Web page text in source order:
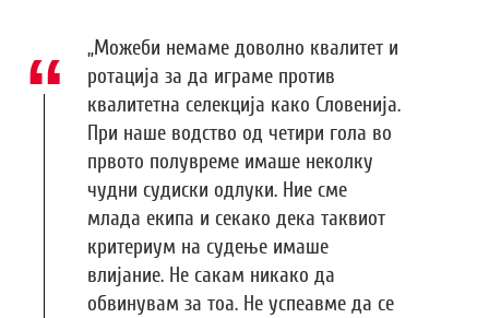
„Можеби немаме доволно квалитет и
ротација за да играме против
квалитетна селекција како Словенија.
При наше водство од четири гола во
првото полувреме имаше неколку
чудни судиски одлуки. Ние сме
млада екипа и секако дека таквиот
критериум на судење имаше
влијание. Не сакам никако да
обвинувам за тоа. Не успеавме да се